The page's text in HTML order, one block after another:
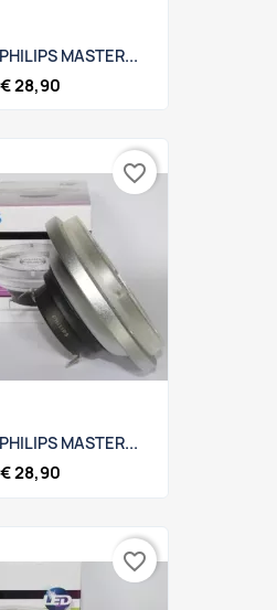
MASTER...
€ 28,90
MASTER...
€ 28,90
favorite_border
favorite_border